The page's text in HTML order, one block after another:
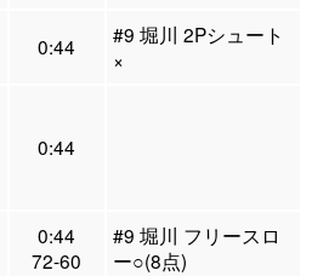
0:44
#9 堀川 2Pシュート
×
0:44
0:44
72-60
#9 堀川 フリースロ
ー○(8点)